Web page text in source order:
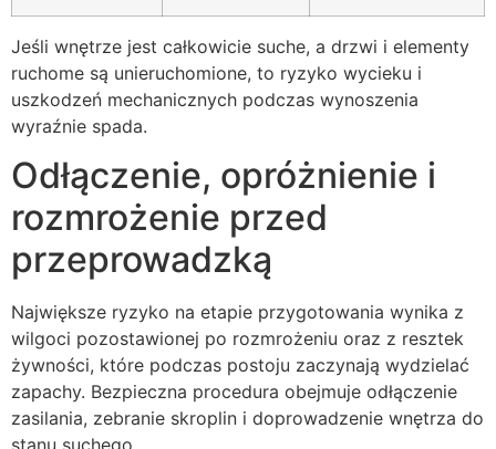
Jeśli wnętrze jest całkowicie suche, a drzwi i elementy
ruchome są unieruchomione, to ryzyko wycieku i
uszkodzeń mechanicznych podczas wynoszenia
wyraźnie spada.
Odłączenie, opróżnienie i
rozmrożenie przed
przeprowadzką
Największe ryzyko na etapie przygotowania wynika z
wilgoci pozostawionej po rozmrożeniu oraz z resztek
żywności, które podczas postoju zaczynają wydzielać
zapachy. Bezpieczna procedura obejmuje odłączenie
zasilania, zebranie skroplin i doprowadzenie wnętrza do